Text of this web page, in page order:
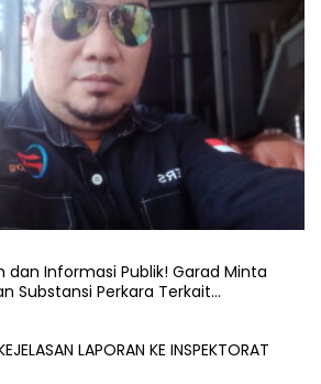
dan Informasi Publik! Garad Minta
Substansi Perkara Terkait
LAPORAN KE INSPEKTORAT